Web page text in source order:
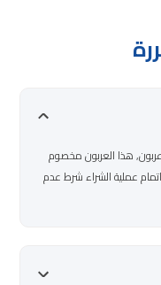
هذا العربون مخصوم
عملية الشراء شرط عدم